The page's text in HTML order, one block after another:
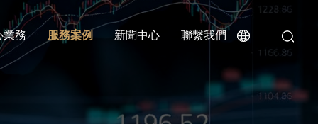
業務 服務案例 新聞中心 聯繫我們